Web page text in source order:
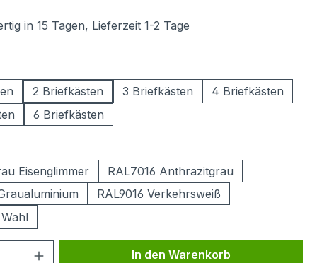
in 15 Tagen, Lieferzeit 1-2 Tage
2 Briefkästen 3 Briefkästen
4 Briefkästen
6 Briefkästen
Eisenglimmer
RAL7016 Anthrazitgrau
RAL9016 Verkehrsweiß
Gib den gewünschten Wert
In den Warenkorb